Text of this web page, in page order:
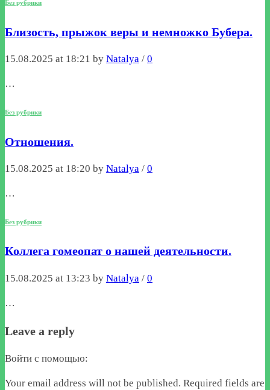
Без рубрики
Близость, прыжок веры и немножко Бубера.
15.08.2025 at 18:21 by Natalya / 0
…
Без рубрики
Отношения.
15.08.2025 at 18:20 by Natalya / 0
…
Без рубрики
Коллега гомеопат о нашей деятельности.
15.08.2025 at 13:23 by Natalya / 0
…
Leave a reply
Войти с помощью:
Your email address will not be published. Required fields are